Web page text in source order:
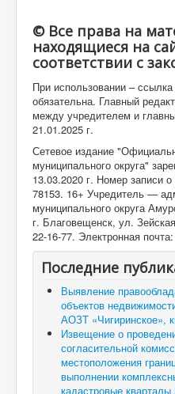
© Все права на
находящиеся на
соответствии с
При использовании –
обязательна. Главный
между учредителем и
21.01.2025 г.
Сетевое издание
муниципального округа"
13.03.2020 г. Номер
78153. 16+ Учредитель —
муниципального округа
г. Благовещенск, ул.
22-16-77. Электронная почта:
Последние
Выявление
объектов
АОЗТ «Чигиринское»,
Извещение о
согласительной
местоположения
выполнении
кадастровые